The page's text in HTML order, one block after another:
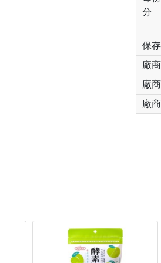
分
保
廠
廠
廠